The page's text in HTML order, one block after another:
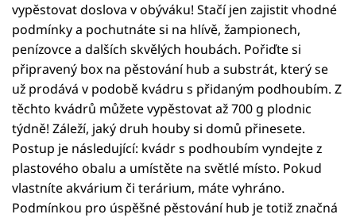
vypěstovat doslova v obýváku! Stačí jen zajistit vhodné
podmínky a pochutnáte si na hlívě, žampionech,
penízovce a dalších skvělých houbách. Pořiďte si
připravený box na pěstování hub a substrát, který se
už prodává v podobě kvádru s přidaným podhoubím. Z
těchto kvádrů můžete vypěstovat až 700 g plodnic
týdně! Záleží, jaký druh houby si domů přinesete.
Postup je následující: kvádr s podhoubím vyndejte z
plastového obalu a umístěte na světlé místo. Pokud
vlastníte akvárium či terárium, máte vyhráno.
Podmínkou pro úspěšné pěstování hub je totiž značná